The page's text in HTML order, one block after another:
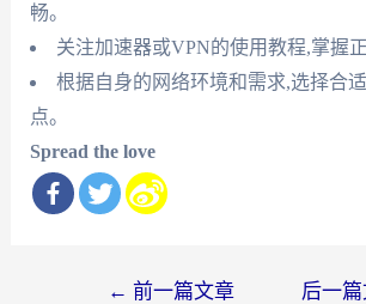
畅。
关注加速器或VPN的使用教程,掌握
根据自身的网络环境和需求,选择合
点。
Spread the love
← 前一篇文章 后一